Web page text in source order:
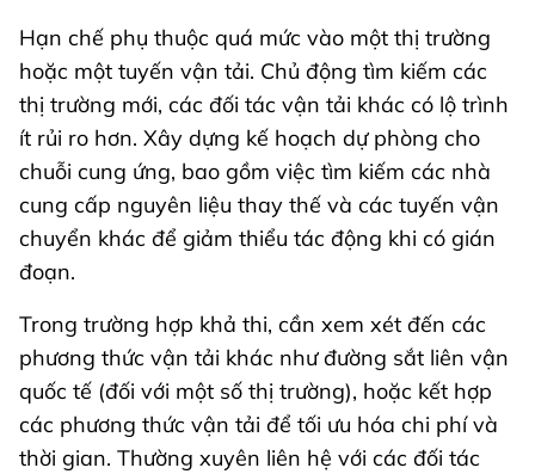
Hạn chế phụ thuộc quá mức vào một thị trường
hoặc một tuyến vận tải. Chủ động tìm kiếm các
thị trường mới, các đối tác vận tải khác có lộ trình
ít rủi ro hơn. Xây dựng kế hoạch dự phòng cho
chuỗi cung ứng, bao gồm việc tìm kiếm các nhà
cung cấp nguyên liệu thay thế và các tuyến vận
chuyển khác để giảm thiểu tác động khi có gián
đoạn.
Trong trường hợp khả thi, cần xem xét đến các
phương thức vận tải khác như đường sắt liên vận
quốc tế (đối với một số thị trường), hoặc kết hợp
các phương thức vận tải để tối ưu hóa chi phí và
thời gian. Thường xuyên liên hệ với các đối tác